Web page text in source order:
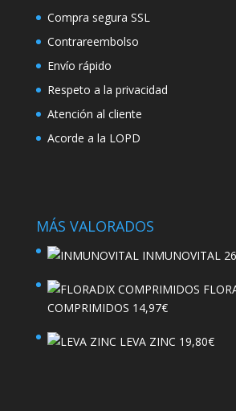
Compra segura SSL
Contrareembolso
Envío rápido
Respeto a la privacidad
Atención al cliente
Acorde a la LOPD
MÁS VALORADOS
INMUNOVITAL
COMPRIMIDOS 14,97€
LEVA ZINC 19,80€